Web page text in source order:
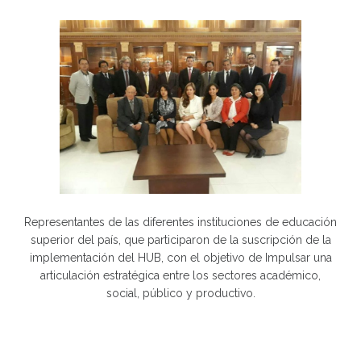
Representantes de las diferentes instituciones de educación
superior del país, que participaron de la suscripción de la
implementación del HUB, con el objetivo de Impulsar una
articulación estratégica entre los sectores académico,
social, público y productivo.